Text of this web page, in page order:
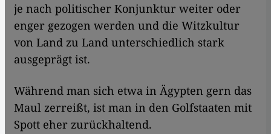
je nach politischer Konjunktur weiter oder
enger gezogen werden und die Witzkultur
von Land zu Land unterschiedlich stark
ausgeprägt ist.
Während man sich etwa in Ägypten gern das
Maul zerreißt, ist man in den Golfstaaten mit
Spott eher zurückhaltend.